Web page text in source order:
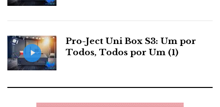
Pro-Ject Uni Box S3: Um por
Todos, Todos por Um (1)